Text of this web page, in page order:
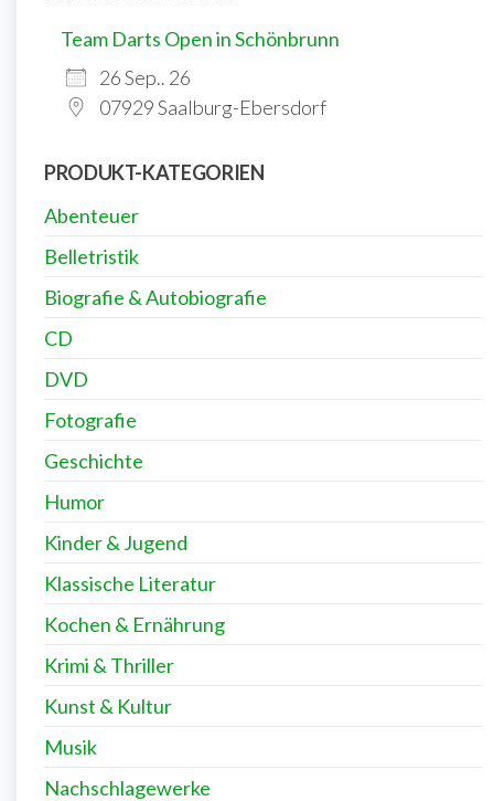
Team Darts Open in Schönbrunn
26 Sep.. 26
07929 Saalburg-Ebersdorf
PRODUKT-KATEGORIEN
Abenteuer
Belletristik
Biografie & Autobiografie
CD
DVD
Fotografie
Geschichte
Humor
Kinder & Jugend
Klassische Literatur
Kochen & Ernährung
Krimi & Thriller
Kunst & Kultur
Musik
Nachschlagewerke